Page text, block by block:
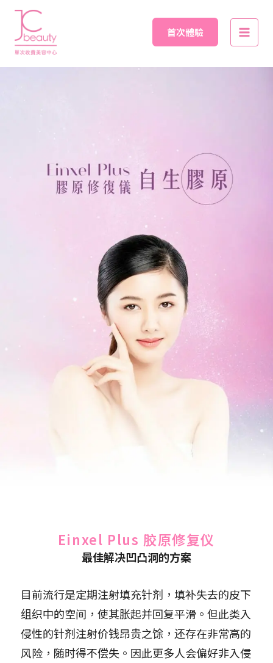
Skip
content
首次體驗
Main
Einxel Plus 胶原修复仪
最佳解决凹凸洞的方案
目前流行是定期注射填充针剂，填补失去的皮下
组织中的空间，使其胀起并回复平滑。但此类入
侵性的针剂注射价钱昂贵之馀，还存在非常高的
风险，随时得不偿失。因此更多人会偏好非入侵